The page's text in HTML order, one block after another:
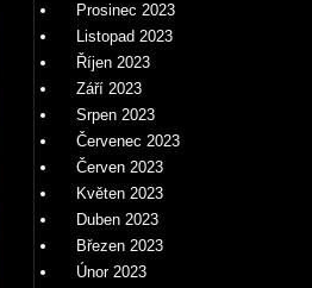
Prosinec 2023
Listopad 2023
Říjen 2023
Září 2023
Srpen 2023
Červenec 2023
Červen 2023
Květen 2023
Duben 2023
Březen 2023
Únor 2023